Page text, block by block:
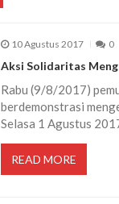
10 Agustus 2017 0
Aksi Solidaritas
Rabu (9/8/2017)
berdemonstrasi
Selasa 1 Agustus
READ MORE